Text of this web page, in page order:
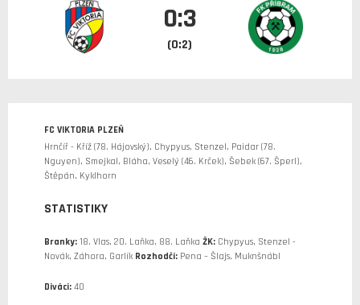
0:3
(0:2)
FC VIKTORIA PLZEŇ
Hrnčíř - Kříž (78. Hájovský), Chypyus, Stenzel, Paidar (78.
Nguyen), Smejkal, Bláha, Veselý (46. Krček), Šebek (67. Šperl),
Štěpán, Kyklhorn
STATISTIKY
Branky: 18. Vlas, 20. Laňka, 88. Laňka ŽK: Chypyus, Stenzel -
Novák, Záhora, Garlík Rozhodčí: Pena – Šlajs, Muknšnábl
Diváci: 40